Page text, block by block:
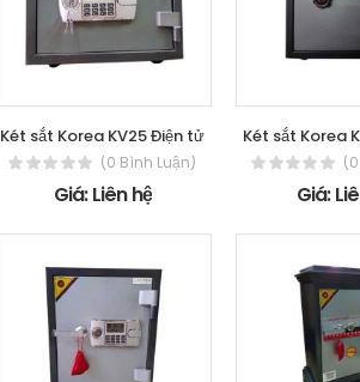
Két sắt Korea KV25 Điện tử
(0 Bình Luận)
Giá: Liên hệ
Két sắt Korea
Giá: